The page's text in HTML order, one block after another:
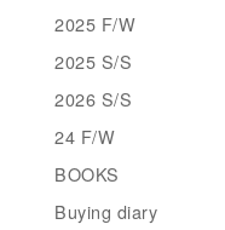
2025 F/W
2025 S/S
2026 S/S
24 F/W
BOOKS
Buying diary